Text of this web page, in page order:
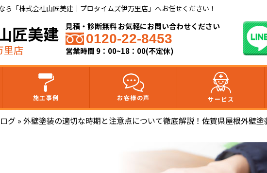
「株式会社山匠美建｜プロタイムズ伊万里店」へお任せください！
匠美建
里店
見積・診断無料 お気軽にお問い合わせください
0120-22-8453
営業時間 9：00~18：00(不定休)
施工事例 お客様の声 サービス
グ » 外壁塗装の適切な時期と注意点について徹底解説！佐賀県屋根外壁